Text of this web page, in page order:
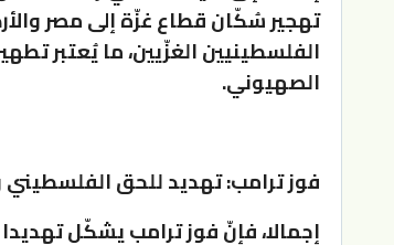
تهجير سُكّان قطاع غزّة إلى مصر
الفلسطينيين الغزّيين، ما يُعتبر
الصهيوني.
فوز ترامب: تهديد للحق الفلسطيني
إجمالا، فإنّ فوز ترامب يشكّل